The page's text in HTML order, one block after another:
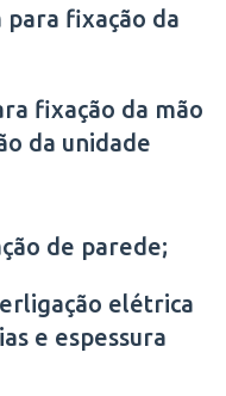
para fixação da
fixação da mão
da unidade
de parede;
elétrica
e espessura